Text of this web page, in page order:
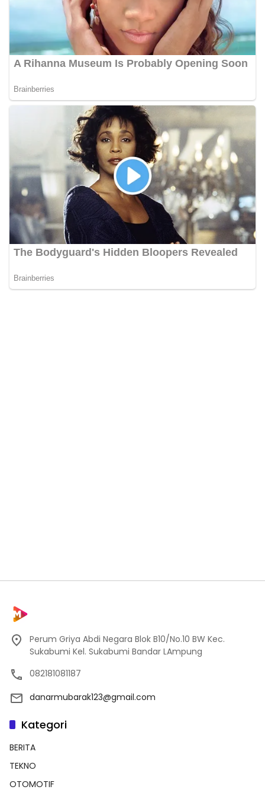
Perum Griya Abdi Negara Blok B10/No.10 BW Kec.
Sukabumi Kel. Sukabumi Bandar LAmpung
082181081187
danarmubarak123@gmail.com
Kategori
BERITA
TEKNO
OTOMOTIF